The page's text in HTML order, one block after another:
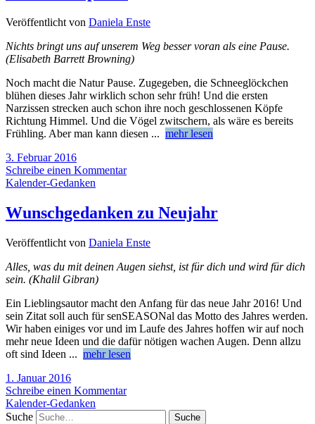
Veröffentlicht von Daniela Enste
Nichts bringt uns auf unserem Weg besser voran als eine Pause.
(Elisabeth Barrett Browning)
Noch macht die Natur Pause. Zugegeben, die Schneeglöckchen
blühen dieses Jahr wirklich schon sehr früh! Und die ersten
Narzissen strecken auch schon ihre noch geschlossenen Köpfe
Richtung Himmel. Und die Vögel zwitschern, als wäre es bereits
Frühling. Aber man kann diesen ... mehr lesen
3. Februar 2016
Schreibe einen Kommentar
Kalender-Gedanken
Wunschgedanken zu Neujahr
Veröffentlicht von Daniela Enste
Alles, was du mit deinen Augen siehst, ist für dich und wird für dich
sein. (Khalil Gibran)
Ein Lieblingsautor macht den Anfang für das neue Jahr 2016! Und
sein Zitat soll auch für senSEASONal das Motto des Jahres werden.
Wir haben einiges vor und im Laufe des Jahres hoffen wir auf noch
mehr neue Ideen und die dafür nötigen wachen Augen. Denn allzu
oft sind Ideen ... mehr lesen
1. Januar 2016
Schreibe einen Kommentar
Kalender-Gedanken
Suche